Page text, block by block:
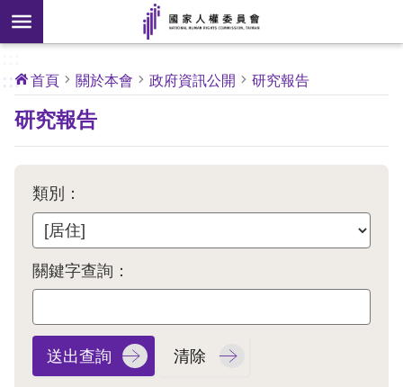
前往主要內容區塊
搜
尋
開
新
核
心
人
權
關
於
本
會
最
:::
首頁 關於本會 政府資訊公開 研究報告
研究報告
類別：
關鍵字查詢：